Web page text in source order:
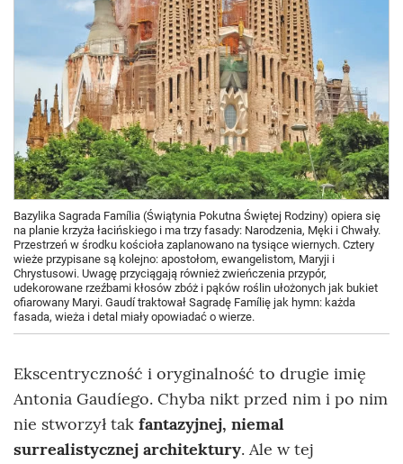
Bazylika Sagrada Família (Świątynia Pokutna Świętej Rodziny) opiera się
na planie krzyża łacińskiego i ma trzy fasady: Narodzenia, Męki i Chwały.
Przestrzeń w środku kościoła zaplanowano na tysiące wiernych. Cztery
wieże przypisane są kolejno: apostołom, ewangelistom, Maryji i
Chrystusowi. Uwagę przyciągają również zwieńczenia przypór,
udekorowane rzeźbami kłosów zbóż i pąków roślin ułożonych jak bukiet
ofiarowany Maryi. Gaudí traktował Sagradę Famílię jak hymn: każda
fasada, wieża i detal miały opowiadać o wierze.
Ekscentryczność i oryginalność to drugie imię
Antonia Gaudíego. Chyba nikt przed nim i po nim
nie stworzył tak fantazyjnej, niemal
surrealistycznej architektury. Ale w tej